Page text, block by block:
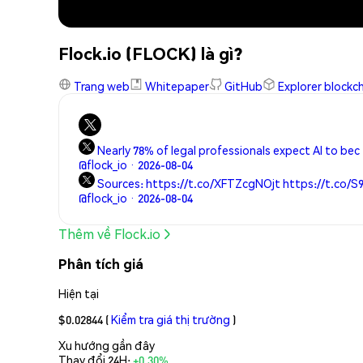
Flock.io (FLOCK) là gì?
Trang web Whitepaper GitHub Explorer
Nearly 78% of legal professionals expect AI to bec
@flock_io · 2026-08-04
Sources: https://t.co/XFTZcgNOjt https://t.co/
@flock_io · 2026-08-04
Thêm về Flock.io
Phân tích giá
Hiện tại
$0.02844 (Kiểm tra giá thị trường )
Xu hướng gần đây
Thay đổi 24H:+0.30%